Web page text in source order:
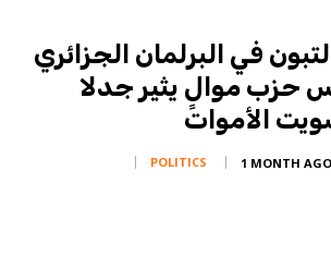
في البرلمان الجزائري
حزب موالٍ يثير جدلا
الأموات
1 MONTH AGO
POLITICS